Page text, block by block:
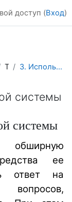
доступ (Вход)
Тема 3 3. Использование справочной системы
системы
системы
ее
ответ на
вопросов,